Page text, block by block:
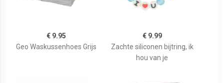
€ 9.95
Geo Waskussenhoes Grijs
€ 9.99
Zachte siliconen bijtring, ik
hou van je